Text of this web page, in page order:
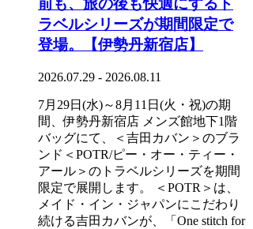
前も、旅の後も快適にするト
ラベルシリーズが期間限定で
登場。【伊勢丹新宿店】
2026.07.29 - 2026.08.11
7月29日(水)～8月11日(火・祝)の期
間、伊勢丹新宿店 メンズ館地下1階
バッグにて、＜吉田カバン＞のブラ
ンド＜POTR/ピー・オー・ティー・
アール＞のトラベルシリーズを期間
限定で展開します。 ＜POTR＞は、
メイド・イン・ジャパンにこだわり
続ける吉田カバンが、「One stitch for